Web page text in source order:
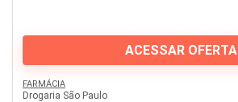
ACESSAR OFERTA
FARMÁCIA
Drogaria São Paulo